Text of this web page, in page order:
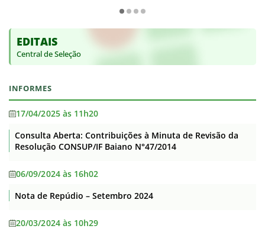
EDITAIS
Central de Seleção
INFORMES
17/04/2025 às 11h20
Consulta Aberta: Contribuições à Minuta de Revisão da
Resolução CONSUP/IF Baiano N°47/2014
06/09/2024 às 16h02
Nota de Repúdio – Setembro 2024
20/03/2024 às 10h29